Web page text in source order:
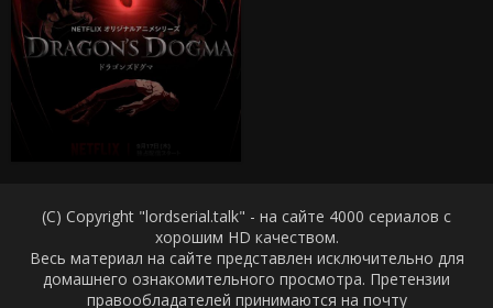
(C) Copyright "lordserial.talk" - на сайте 4000 сериалов с
хорошим HD качеством.
Весь материал на сайте представлен исключительно для
домашнего ознакомительного просмотра. Претензии
правообладателей принимаются на почту